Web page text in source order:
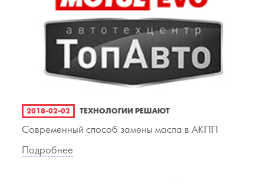
2018-02-02 ТЕХНОЛОГИИ РЕШАЮТ
Современный способ замены масла в АКПП
Подробнее